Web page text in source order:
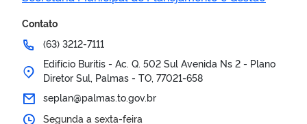
Contato
(63) 3212-7111
Edifício Buritis - Ac. Q. 502 Sul Avenida Ns 2 - Plano
Diretor Sul, Palmas - TO, 77021-658
seplan@palmas.to.gov.br
Segunda a sexta-feira